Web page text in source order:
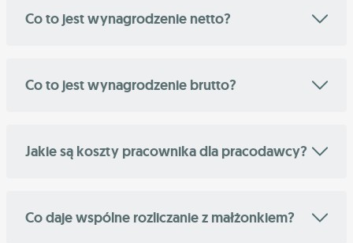
Co to jest wynagrodzenie netto?
Co to jest wynagrodzenie brutto?
Jakie są koszty pracownika dla pracodawcy?
Co daje wspólne rozliczanie z małżonkiem?